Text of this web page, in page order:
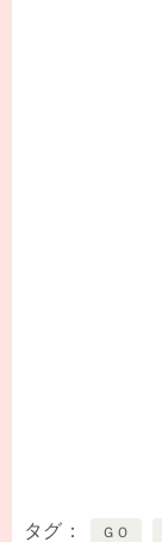
タグ ＧＯ